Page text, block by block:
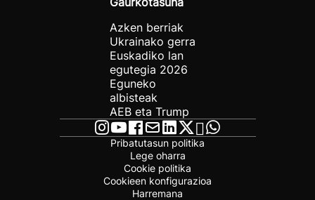
Azken berriak
Ukrainako gerra
Euskadiko lan
egutegia 2026
Eguneko
albisteak
AEB eta Trump
Pribatutasun politika
Lege oharra
Cookie politika
Cookieen konfigurazioa
Harremana